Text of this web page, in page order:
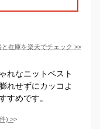
と在庫を楽天でチェック >>
れなニットベスト
れせずにカッコよ
すめです。
件) >